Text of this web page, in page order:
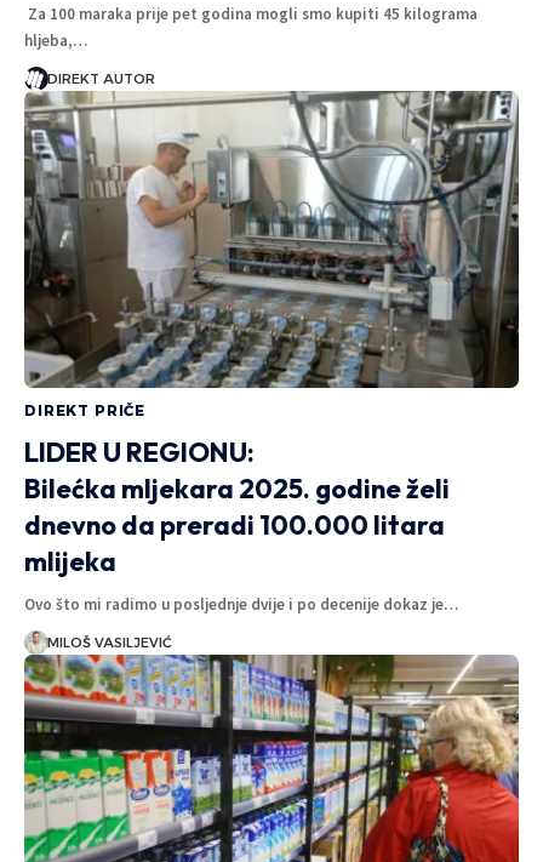
Za 100 maraka prije pet godina mogli smo kupiti 45 kilograma
hljeba,…
DIREKT AUTOR
DIREKT PRIČE
LIDER U REGIONU:
Bilećka mljekara 2025. godine želi
dnevno da preradi 100.000 litara
mlijeka
Ovo što mi radimo u posljednje dvije i po decenije dokaz je…
MILOŠ VASILJEVIĆ